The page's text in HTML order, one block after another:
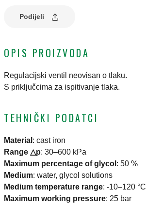
Podijeli
OPIS PROIZVODA
Regulacijski ventil neovisan o tlaku.
S priključcima za ispitivanje tlaka.
TEHNIČKI PODATCI
Material : cast iron
Range △p: 30–600 kPa
Maximum percentage of glycol : 50 %
Medium: water, glycol solutions
Medium temperature range: -10–120 °C
Maximum working pressure: 25 bar